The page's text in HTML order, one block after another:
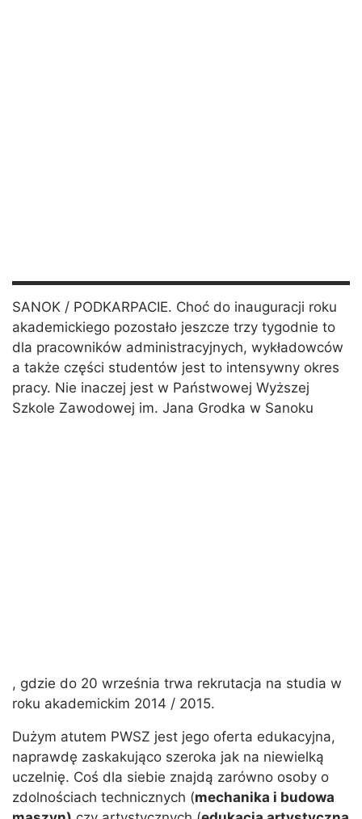
SANOK / PODKARPACIE. Choć do inauguracji roku
akademickiego pozostało jeszcze trzy tygodnie to
dla pracowników administracyjnych, wykładowców
a także części studentów jest to intensywny okres
pracy. Nie inaczej jest w Państwowej Wyższej
Szkole Zawodowej im. Jana Grodka w Sanoku
, gdzie do 20 września trwa rekrutacja na studia w
roku akademickim 2014 / 2015.
Dużym atutem PWSZ jest jego oferta edukacyjna,
naprawdę zaskakująco szeroka jak na niewielką
uczelnię. Coś dla siebie znajdą zarówno osoby o
zdolnościach technicznych (mechanika i budowa